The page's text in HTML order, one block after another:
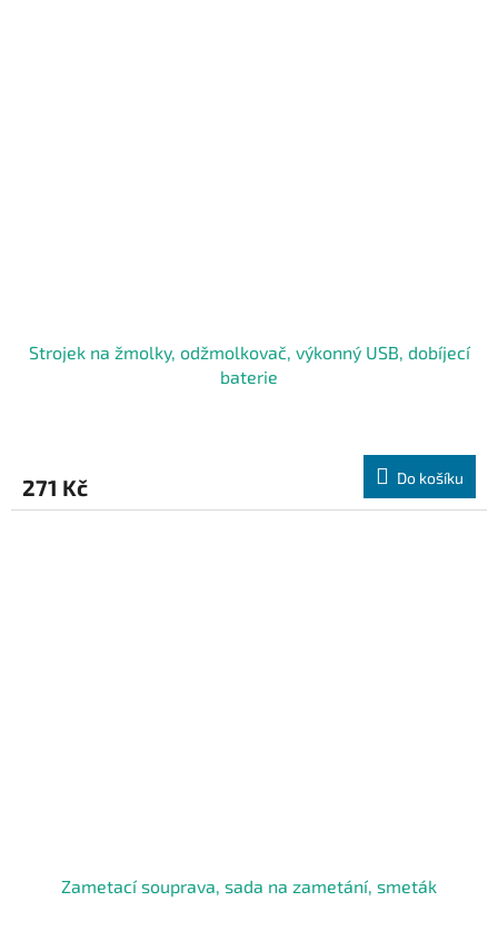
Strojek na žmolky, odžmolkovač, výkonný USB, dobíjecí
baterie
271 Kč Do košíku
Zametací souprava, sada na zametání, smeták